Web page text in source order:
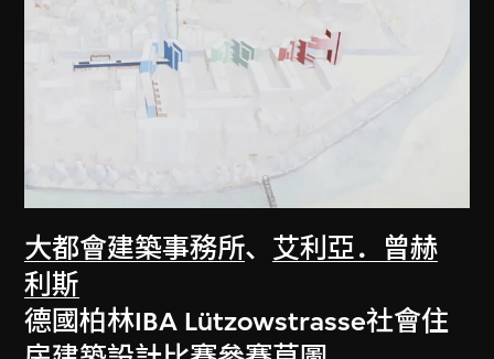
大都會建築事務所、 艾利亞．曾赫
利斯
德國柏林IBA Lützowstrasse社會住